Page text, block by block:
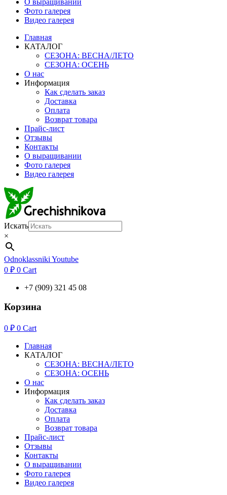
Фото галерея
Видео галерея
Главная
КАТАЛОГ
СЕЗОНА: ВЕСНА/ЛЕТО
СЕЗОНА: ОСЕНЬ
О нас
Информация
Как сделать заказ
Доставка
Оплата
Возврат товара
Прайс-лист
Отзывы
Контакты
О выращивании
Фото галерея
Видео галерея
Искать
×
Odnoklassniki Youtube
0 ₽ 0 Cart
+7 (909) 321 45 08
Корзина
0 ₽ 0 Cart
Главная
КАТАЛОГ
СЕЗОНА: ВЕСНА/ЛЕТО
СЕЗОНА: ОСЕНЬ
О нас
Информация
Как сделать заказ
Доставка
Оплата
Возврат товара
Прайс-лист
Отзывы
Контакты
О выращивании
Фото галерея
Видео галерея